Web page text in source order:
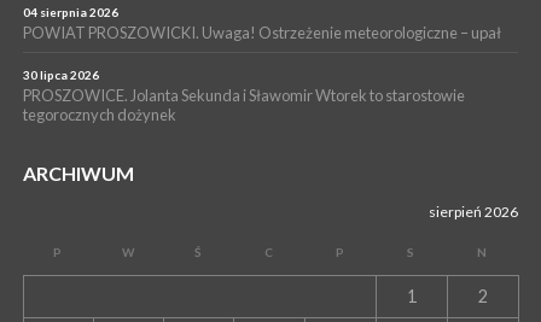
Szpitalu im. Ojca Rafała z Proszowic już działa
04 sierpnia 2026
POWIAT PROSZOWICKI. Uwaga! Ostrzeżenie meteorologiczne – upał
30 lipca 2026
PROSZOWICE. Jolanta Sekunda i Sławomir Wtorek to starostowie
tegorocznych dożynek
ARCHIWUM
sierpień 2026
P W Ś C P S N
1 2